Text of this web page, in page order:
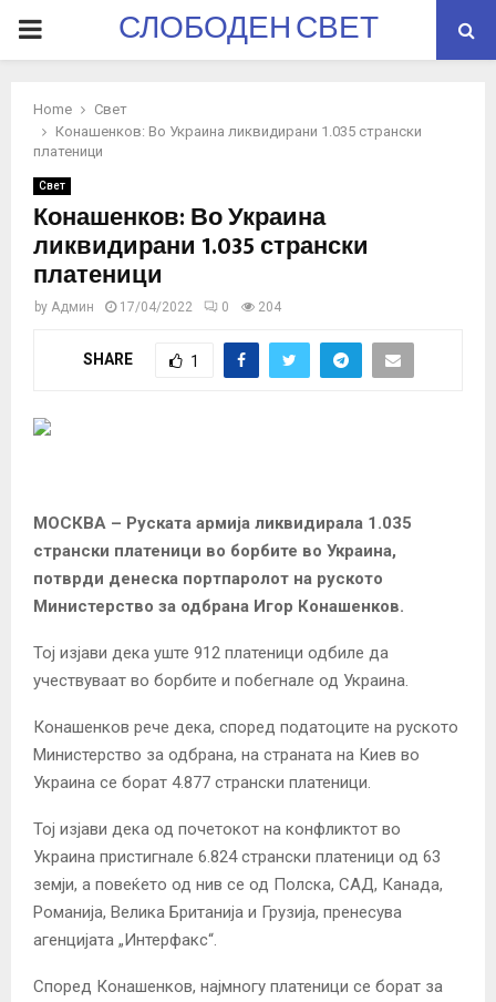
PRIMARYСЛОБОДЕН СВЕТ
Home
Свет
Конашенков: Во Украина ликвидирани 1.035 странски
платеници
Свет
Конашенков: Во Украина
ликвидирани 1.035 странски
платеници
by Админ 17/04/2022 0 204
SHARE 1
МОСКВА – Руската армија ликвидирала 1.035
странски платеници во борбите во Украина,
потврди денеска портпаролот на руското
Министерство за одбрана Игор Конашенков.
Тој изјави дека уште 912 платеници одбиле да
учествуваат во борбите и побегнале од Украина.
Конашенков рече дека, според податоците на руското
Министерство за одбрана, на страната на Киев во
Украина се борат 4.877 странски платеници.
Тој изјави дека од почетокот на конфликтот во
Украина пристигнале 6.824 странски платеници од 63
земји, а повеќето од нив се од Полска, САД, Канада,
Романија, Велика Британија и Грузија, пренесува
агенцијата „Интерфакс“.
Според Конашенков, најмногу платеници се борат за